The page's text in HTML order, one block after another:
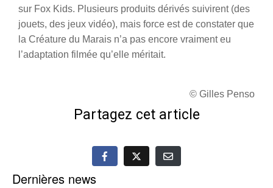
sur Fox Kids. Plusieurs produits dérivés suivirent (des
jouets, des jeux vidéo), mais force est de constater que
la Créature du Marais n’a pas encore vraiment eu
l’adaptation filmée qu’elle méritait.
© Gilles Penso
Partagez cet article
Dernières news